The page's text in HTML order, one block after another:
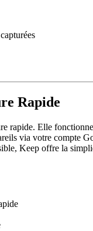
Rapide
rapide. Elle
via votre compte
Keep offre la